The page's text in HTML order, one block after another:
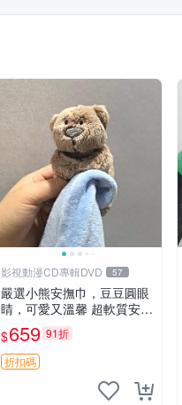
影視動漫CD專輯DVD 57
嚴選小熊安撫巾，豆豆圓眼
睛，可愛又溫馨 超軟質安撫
巾，豆豆設計，哄睡好幫手
約克豆豆眼安撫巾 數碼豆豆
眼
$659 91折
折扣碼